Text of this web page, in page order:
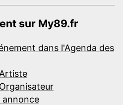
sur My89.fr
dans l'Agenda des
annonce